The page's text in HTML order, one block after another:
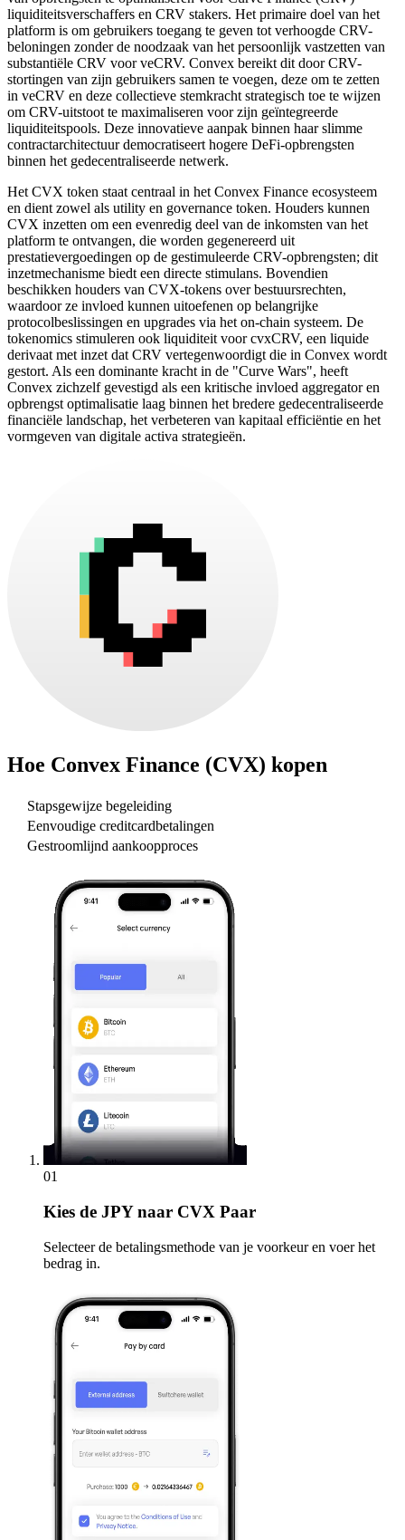
liquiditeitsverschaffers en CRV stakers. Het primaire doel van het
platform is om gebruikers toegang te geven tot verhoogde CRV-
beloningen zonder de noodzaak van het persoonlijk vastzetten van
substantiële CRV voor veCRV. Convex bereikt dit door CRV-
stortingen van zijn gebruikers samen te voegen, deze om te zetten
in veCRV en deze collectieve stemkracht strategisch toe te wijzen
om CRV-uitstoot te maximaliseren voor zijn geïntegreerde
liquiditeitspools. Deze innovatieve aanpak binnen haar slimme
contractarchitectuur democratiseert hogere DeFi-opbrengsten
binnen het gedecentraliseerde netwerk.
Het CVX token staat centraal in het Convex Finance ecosysteem
en dient zowel als utility en governance token. Houders kunnen
CVX inzetten om een evenredig deel van de inkomsten van het
platform te ontvangen, die worden gegenereerd uit
prestatievergoedingen op de gestimuleerde CRV-opbrengsten; dit
inzetmechanisme biedt een directe stimulans. Bovendien
beschikken houders van CVX-tokens over bestuursrechten,
waardoor ze invloed kunnen uitoefenen op belangrijke
protocolbeslissingen en upgrades via het on-chain systeem. De
tokenomics stimuleren ook liquiditeit voor cvxCRV, een liquide
derivaat met inzet dat CRV vertegenwoordigt die in Convex wordt
gestort. Als een dominante kracht in de "Curve Wars", heeft
Convex zichzelf gevestigd als een kritische invloed aggregator en
opbrengst optimalisatie laag binnen het bredere gedecentraliseerde
financiële landschap, het verbeteren van kapitaal efficiëntie en het
vormgeven van digitale activa strategieën.
Hoe Convex Finance (CVX) kopen
Stapsgewijze begeleiding
Eenvoudige creditcardbetalingen
Gestroomlijnd aankoopproces
01
Kies de JPY naar CVX Paar
Selecteer de betalingsmethode van je voorkeur en voer het
bedrag in.